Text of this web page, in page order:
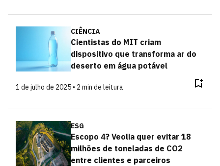
CIÊNCIA
Cientistas do MIT criam
dispositivo que transforma ar do
deserto em água potável
1 de julho de 2025 • 2 min de leitura
ESG
Escopo 4? Veolia quer evitar 18
milhões de toneladas de CO2
entre clientes e parceiros